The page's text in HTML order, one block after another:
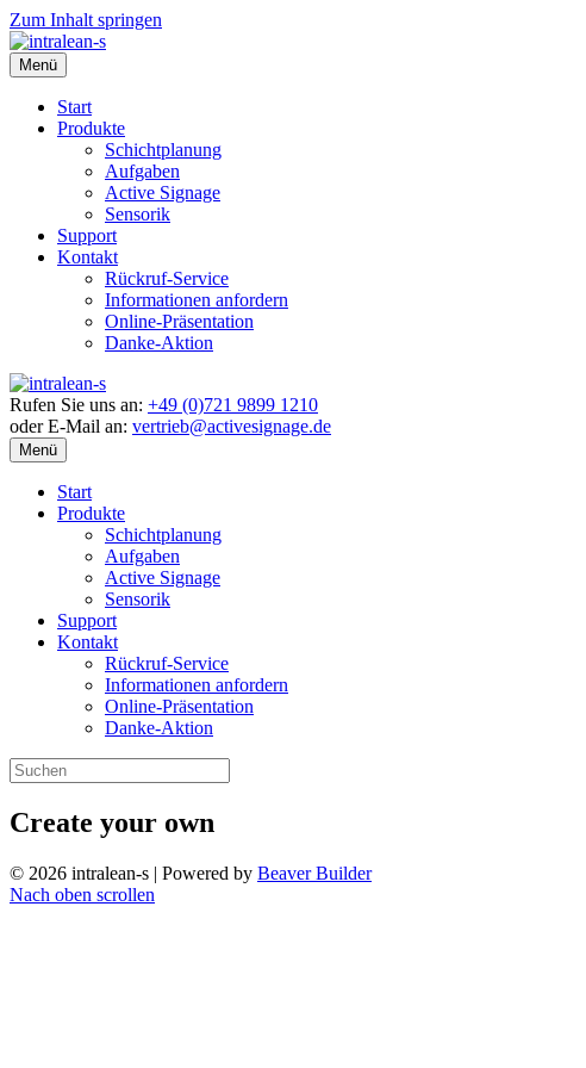
Zum Inhalt springen
Menü
Start
Produkte
Schichtplanung
Aufgaben
Active Signage
Sensorik
Support
Kontakt
Rückruf-Service
Informationen anfordern
Online-Präsentation
Danke-Aktion
Rufen Sie uns an: +49 (0)721 9899 1210
oder E-Mail an: vertrieb@activesignage.de
Menü
Start
Produkte
Schichtplanung
Aufgaben
Active Signage
Sensorik
Support
Kontakt
Rückruf-Service
Informationen anfordern
Online-Präsentation
Danke-Aktion
Create your own
© 2026 intralean-s | Powered by Beaver Builder
Nach oben scrollen